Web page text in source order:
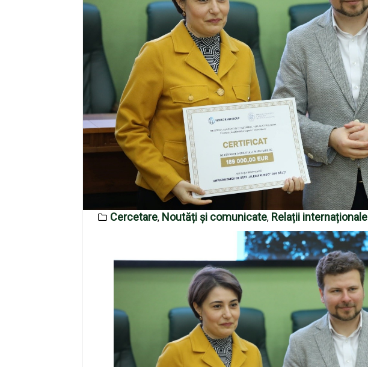
Cercetare, Noutăți și comunicate, Relații internaționale